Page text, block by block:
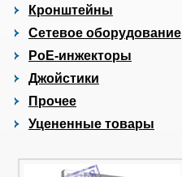
Кронштейны
Сетевое оборудование
PoE-инжекторы
Джойстики
Прочее
Уцененные товары